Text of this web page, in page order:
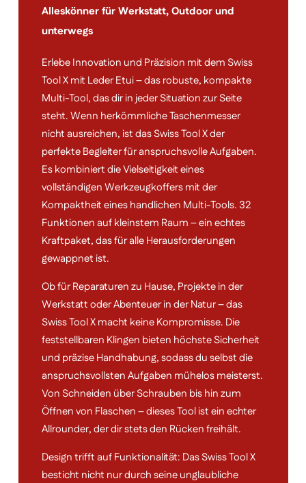
Alleskönner für Werkstatt, Outdoor und
unterwegs
Erlebe Innovation und Präzision mit dem Swiss
Tool X mit Leder Etui – das robuste, kompakte
Multi-Tool, das dir in jeder Situation zur Seite
steht. Wenn herkömmliche Taschenmesser
nicht ausreichen, ist das Swiss Tool X der
perfekte Begleiter für anspruchsvolle Aufgaben.
Es kombiniert die Vielseitigkeit eines
vollständigen Werkzeugkoffers mit der
Kompaktheit eines handlichen Multi-Tools. 32
Funktionen auf kleinstem Raum – ein echtes
Kraftpaket, das für alle Herausforderungen
gewappnet ist.
Ob für Reparaturen zu Hause, Projekte in der
Werkstatt oder Abenteuer in der Natur – das
Swiss Tool X macht keine Kompromisse. Die
feststellbaren Klingen bieten höchste Sicherheit
und präzise Handhabung, sodass du selbst die
anspruchsvollsten Aufgaben mühelos meisterst.
Von Schneiden über Schrauben bis hin zum
Öffnen von Flaschen – dieses Tool ist ein echter
Allrounder, der dir stets den Rücken freihält.
Design trifft auf Funktionalität: Das Swiss Tool X
besticht nicht nur durch seine unglaubliche